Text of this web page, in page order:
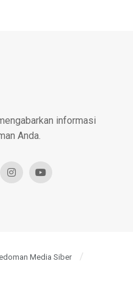
informasi
Anda.
Media Siber